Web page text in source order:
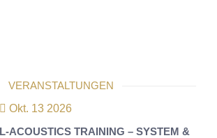
VERANSTALTUNGEN
Okt. 13 2026
L-ACOUSTICS TRAINING – SYSTEM &